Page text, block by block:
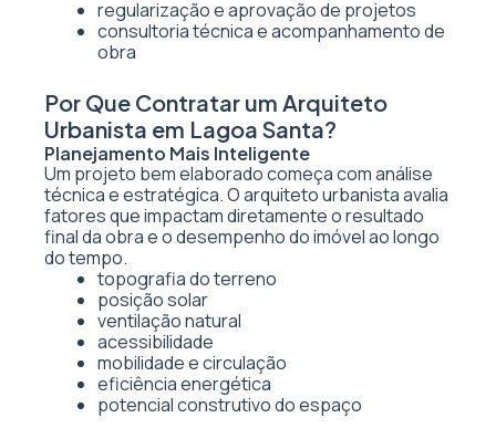
regularização e aprovação de projetos
consultoria técnica e acompanhamento de
obra
Por Que Contratar um Arquiteto
Urbanista em Lagoa Santa?
Planejamento Mais Inteligente
Um projeto bem elaborado começa com análise
técnica e estratégica. O arquiteto urbanista avalia
fatores que impactam diretamente o resultado
final da obra e o desempenho do imóvel ao longo
do tempo.
topografia do terreno
posição solar
ventilação natural
acessibilidade
mobilidade e circulação
eficiência energética
potencial construtivo do espaço